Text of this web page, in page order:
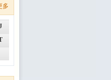
多